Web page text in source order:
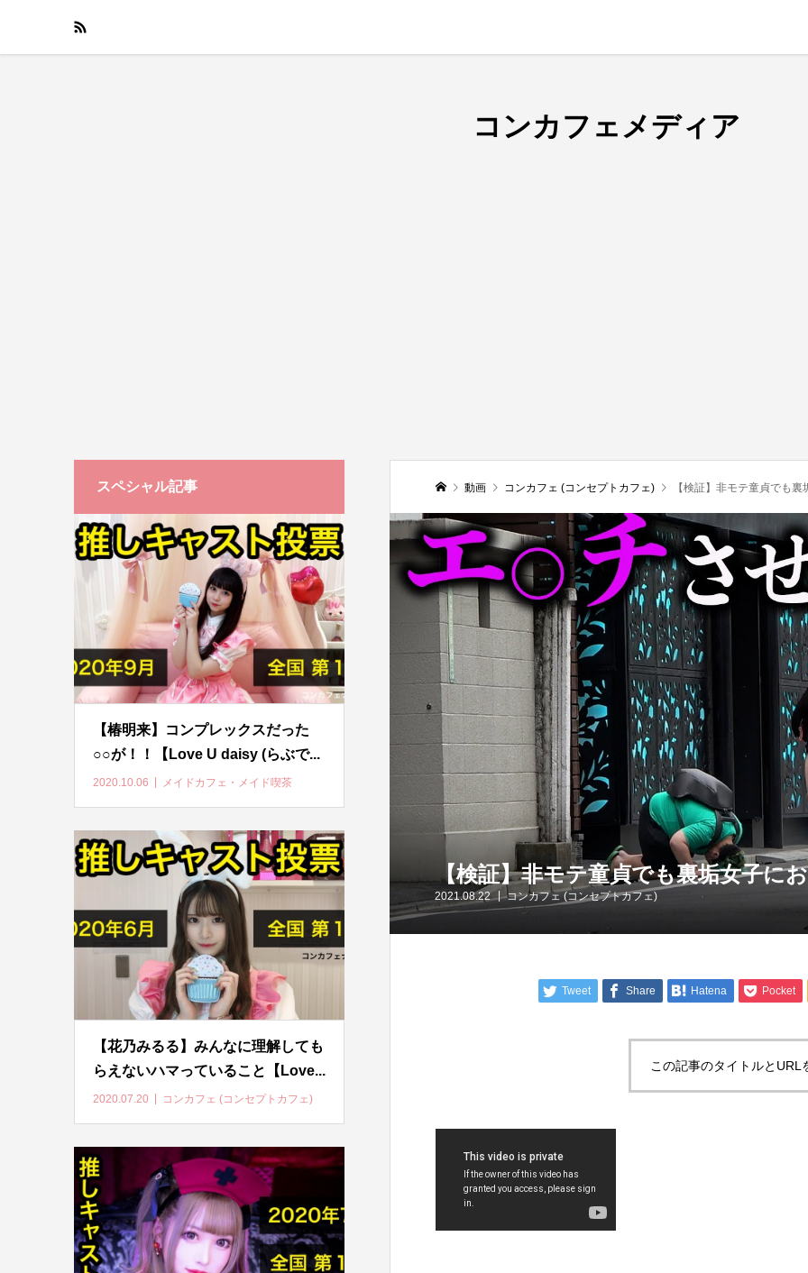
コンカフェメディア
動画 コンカフェ (コンセプトカフェ) 【検証】非モテ童貞でも
【検証】非モテ童貞でも裏垢女子に
2021.08.22 コンカフェ (コンセプトカフェ)
Tweet Share Hatena Pocket
この記事のタイトルとURL
スペシャル記事
【椿明来】コンプレックスだった
○○が！！【Love U daisy (らぶで...
2020.10.06 メイドカフェ・メイド喫茶
【花乃みるる】みんなに理解しても
らえないハマっていること【Love...
2020.07.20 コンカフェ (コンセプトカフェ)